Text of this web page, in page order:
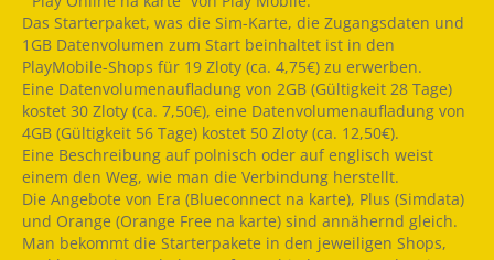
Das Starterpaket, was die Sim-Karte, die Zugangsdaten und
1GB Datenvolumen zum Start beinhaltet ist in den
PlayMobile-Shops für 19 Zloty (ca. 4,75€) zu erwerben.
Eine Datenvolumenaufladung von 2GB (Gültigkeit 28 Tage)
kostet 30 Zloty (ca. 7,50€), eine Datenvolumenaufladung von
4GB (Gültigkeit 56 Tage) kostet 50 Zloty (ca. 12,50€).
Eine Beschreibung auf polnisch oder auf englisch weist
einem den Weg, wie man die Verbindung herstellt.
Die Angebote von Era (Blueconnect na karte), Plus (Simdata)
und Orange (Orange Free na karte) sind annähernd gleich.
Man bekommt die Starterpakete in den jeweiligen Shops,